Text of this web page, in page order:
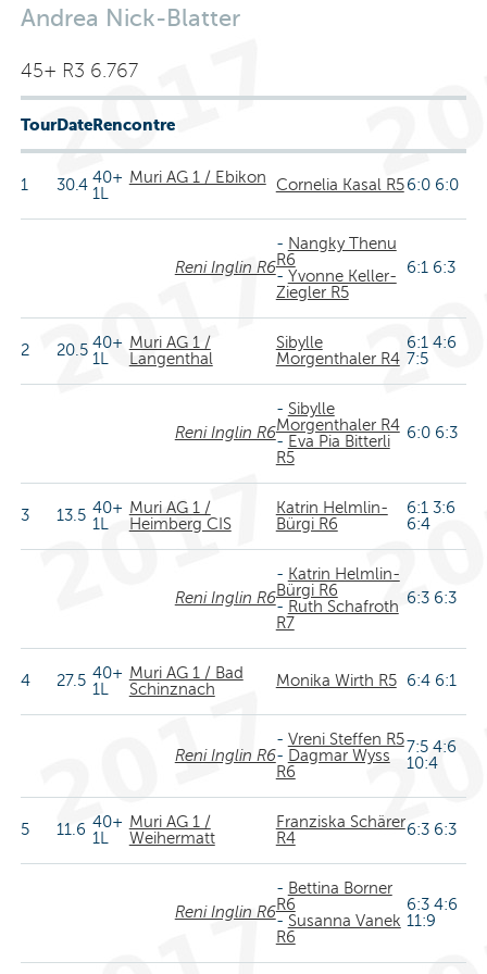
Andrea Nick-Blatter
45+ R3 6.767
TourDateRencontre
1 30.4 40+
1L
Muri AG 1 / Ebikon Cornelia Kasal R5 6:0 6:0
Reni Inglin R6
- Nangky Thenu
R6
- Yvonne Keller-
Ziegler R5
6:1 6:3
2 20.5 40+
1L
Muri AG 1 /
Langenthal
Sibylle
Morgenthaler R4
6:1 4:6
7:5
Reni Inglin R6
- Sibylle
Morgenthaler R4
- Eva Pia Bitterli
R5
6:0 6:3
3 13.5 40+
1L
Muri AG 1 /
Heimberg CIS
Katrin Helmlin-
Bürgi R6
6:1 3:6
6:4
Reni Inglin R6
- Katrin Helmlin-
Bürgi R6
- Ruth Schafroth
R7
6:3 6:3
4 27.5 40+
1L
Muri AG 1 / Bad
Schinznach
Monika Wirth R5 6:4 6:1
Reni Inglin R6
- Vreni Steffen R5
- Dagmar Wyss
R6
7:5 4:6
10:4
5 11.6 40+
1L
Muri AG 1 /
Weihermatt
Franziska Schärer
R4
6:3 6:3
Reni Inglin R6
- Bettina Borner
R6
- Susanna Vanek
R6
6:3 4:6
11:9